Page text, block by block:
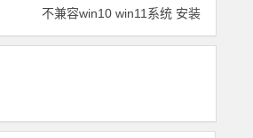
不兼容win10 win11系统 安装
不上打印机